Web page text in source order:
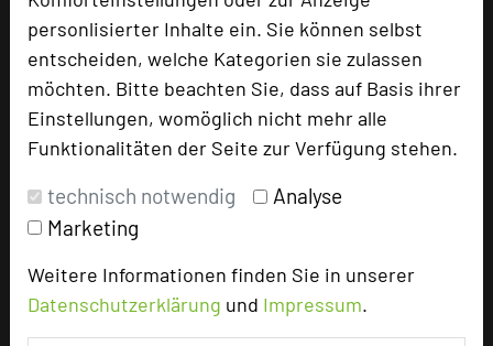
personlisierter Inhalte ein. Sie können selbst
entscheiden, welche Kategorien sie zulassen
möchten. Bitte beachten Sie, dass auf Basis ihrer
Einstellungen, womöglich nicht mehr alle
Funktionalitäten der Seite zur Verfügung stehen.
technisch notwendig
Analyse
Marketing
Weitere Informationen finden Sie in unserer
Datenschutzerklärung und Impressum.
Max. Tagungskapazität (Personen)
Parlamentarisch
Reihenbestuhlung
100
Tagungsräume
Doppelzimmer
Einzelzimmer